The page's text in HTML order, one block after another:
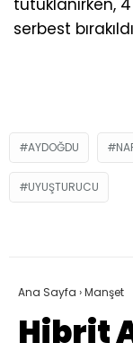
tutuklanırken,
serbest
AYDOĞDU
UYUŞTURUCU
Ana Sayfa ›Manşet
Hibrit